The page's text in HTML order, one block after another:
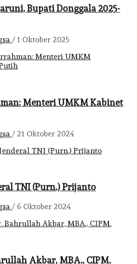
Bupati Donggala 2025-
/ 1 Oktober 2025
Menteri UMKM Kabinet
/ 21 Oktober 2024
TNI (Purn.) Prijanto
/ 6 Oktober 2024
Akbar, MBA., CIPM.